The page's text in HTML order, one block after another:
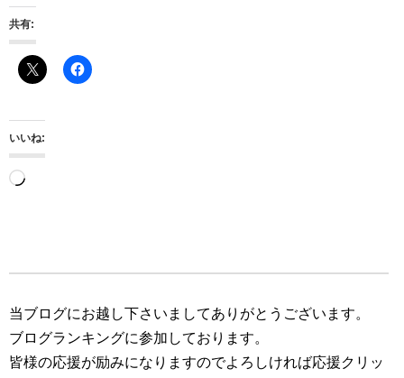
共有:
いいね:
読
中…
当ブログにお越し下さいましてありがとうございます。
ブログランキングに参加しております。
皆様の応援が励みになりますのでよろしければ応援クリッ